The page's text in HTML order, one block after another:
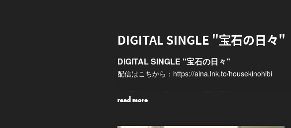
DIGITAL SINGLE "宝石の日々"
DIGITAL SINGLE "宝石の日々"
配信はこちから： https://aina.lnk.to/housekinohibi
※各配信サイト準備整い次第配信開始になります。
TVアニメ『機動戦士ガンダム 水星の魔女』最終回挿入歌
read more